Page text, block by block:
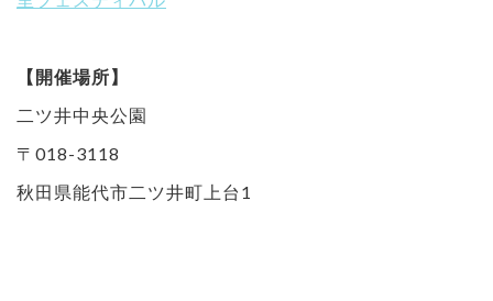
【開催場所】
二ツ井中央公園
〒018-3118
秋田県能代市二ツ井町上台1